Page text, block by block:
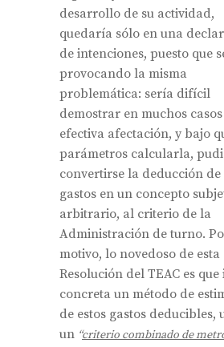
desarrollo de su actividad,
quedaría sólo en una
de intenciones, puesto que
provocando la misma
problemática: sería difícil
demostrar en muchos casos
efectiva afectación, y bajo
parámetros calcularla,
convertirse la deducción de
gastos en un concepto
arbitrario, al criterio de la
Administración de turno.
motivo, lo novedoso de esta
Resolución del TEAC es
concreta un método de
de estos gastos deducibles,
un “criterio combinado de